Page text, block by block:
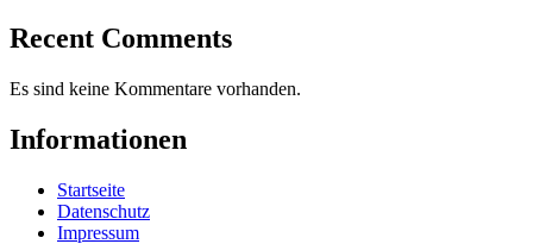
Recent Comments
Es sind keine Kommentare vorhanden.
Informationen
Startseite
Datenschutz
Impressum